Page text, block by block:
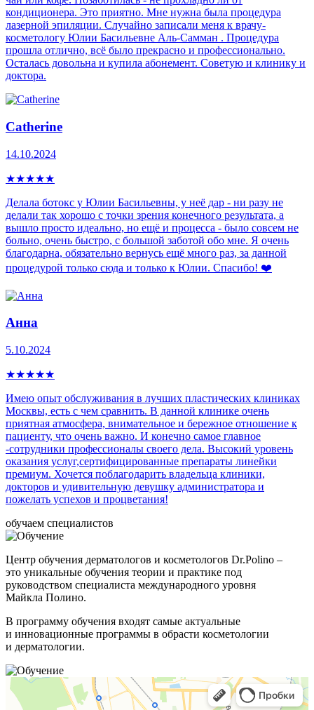
кондиционера. Это приятно. Мне нужна была процедура
лазерной эпиляции. Случайно записали меня к врачу-
косметологу Юлии Басильевне Аль-Самман . Процедура
прошла отлично, всё было прекрасно и профессионально.
Осталась довольна и купила абонемент. Советую и клинику и
доктора.
Catherine
14.10.2024
★★★★★
Делала ботокс у Юлии Басильевны, у неё дар - ни разу не
делали так хорошо с точки зрения конечного результата, а
вышло просто идеально, но ещё и процесса - было совсем не
больно, очень быстро, с большой заботой обо мне. Я очень
благодарна, обязательно вернусь ещё много раз, за данной
процедурой только сюда и только к Юлии. Спасибо! ❤️
Анна
5.10.2024
★★★★★
Имею опыт обслуживания в лучших пластических клиниках
Москвы, есть с чем сравнить. В данной клинике очень
приятная атмосфера, внимательное и бережное отношение к
пациенту, что очень важно. И конечно самое главное
-сотрудники профессионалы своего дела. Высокий уровень
оказания услуг,сертифицированные препараты линейки
премиум. Хочется поблагодарить владельца клиники,
докторов и удивительную девушку администратора и
пожелать успехов и процветания!
обучаем специалистов
Центр обучения дерматологов и косметологов Dr.Polino –
это уникальные обучения теории и практике под
руководством специалиста международного уровня
Майкла Полино.
В программу обучения входят самые актуальные
и инновационные программы в обрасти косметологии
и дерматологии.